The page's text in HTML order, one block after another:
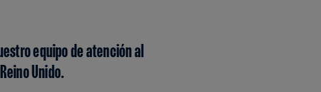
equipo de atención al
Unido.